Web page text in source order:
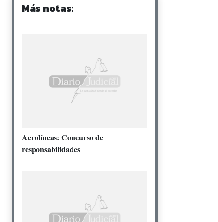
Más notas:
Aerolíneas: Concurso de
responsabilidades